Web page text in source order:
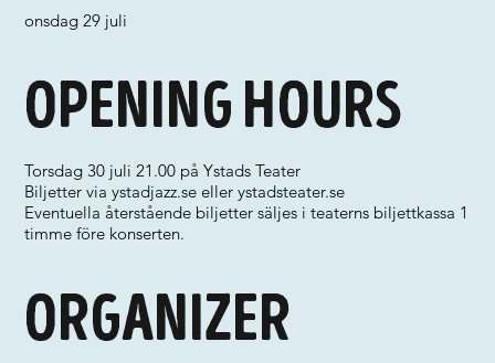
onsdag 29 juli
Organizer
Opening hours
Torsdag 30 juli 21.00 på Ystads Teater
Biljetter via ystadjazz.se eller ystadsteater.se
Eventuella återstående biljetter säljes i teaterns biljettkassa 1
timme före konserten.